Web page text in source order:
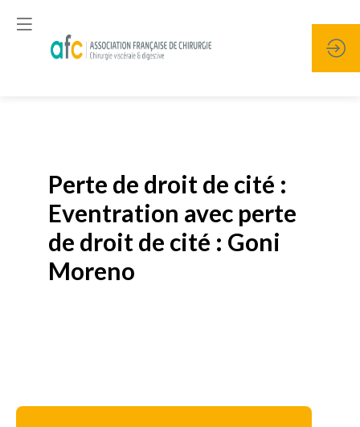
Perte de droit de cité :
Eventration avec perte
de droit de cité : Goni
Moreno